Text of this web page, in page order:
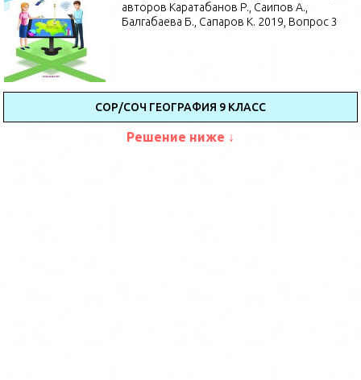
авторов Каратабанов Р., Саипов А.,
Балгабаева Б., Сапаров К. 2019, Вопрос 3
СОР/СОЧ ГЕОГРАФИЯ 9 КЛАСС
Решение ниже ↓